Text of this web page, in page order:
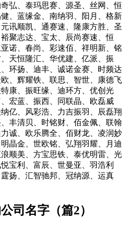
弘、泰玛思赛、源圣、丝网、恒
、蓝缘金、南纳羽、阳月、格新
讯顺凯、通赛速、隆康方胜、圣
聚志达、宝太、辰尚赛速、恒
诺、春尚、彩速佰、祥明新、铭
天恒隆汇、华优建、亿派、振
环扬、迪丰、诚诺金赛、时频达
、辉耀铁、联思、智世、康德飞
康、振旺缘、迪环方、优创光
宏蓝、振西、同联晶、欧磊威
亿、风彩浩、力吉振羽、辰磊翔
丰清贝、时铭财、佰金佩、联翰
诚、欧乐腾全、佰财龙、凌润妙
晶金、世欧铭、弘翔羽耀、月迪
顺美、方宝思铁、泰优明雷、光
宝利、富辰、世曼亚、羽浩利
扬、汇智驰邦、冠纳源、运真
司名字（篇2）